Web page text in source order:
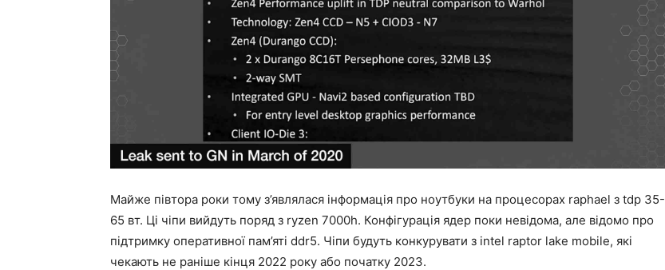
Майже півтора роки тому з’являлася інформація про ноутбуки на процесорах raphael з tdp 35-
65 вт. Ці чіпи вийдуть поряд з ryzen 7000h. Конфігурація ядер поки невідома, але відомо про
підтримку оперативної пам’яті ddr5. Чіпи будуть конкурувати з intel raptor lake mobile, які
чекають не раніше кінця 2022 року або початку 2023.